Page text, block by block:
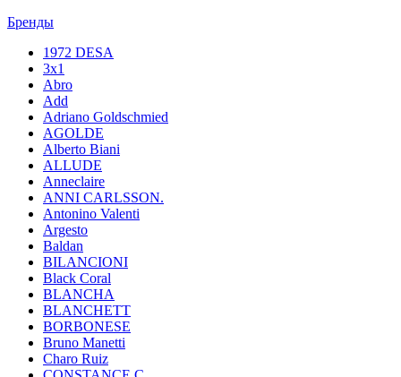
Бренды
1972 DESA
3x1
Abro
Add
Adriano Goldschmied
AGOLDE
Alberto Biani
ALLUDE
Anneclaire
ANNI CARLSSON.
Antonino Valenti
Argesto
Baldan
BILANCIONI
Black Coral
BLANCHA
BLANCHETT
BORBONESE
Bruno Manetti
Charo Ruiz